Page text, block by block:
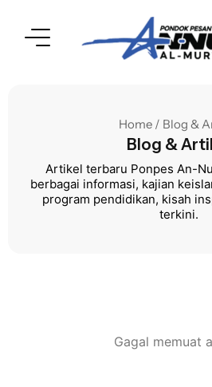
Home / Blog &
Blog &
Artikel terbaru Ponpes An-
berbagai informasi, kajian
program pendidikan, kisah
terkini.
Gagal memuat